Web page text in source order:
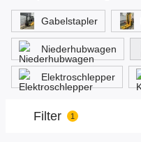
Gabelstapler
Niederhubwagen
Elektroschlepper
Filter 1